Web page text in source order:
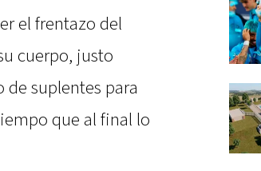
el frentazo del
cuerpo, justo
suplentes para
que al final lo